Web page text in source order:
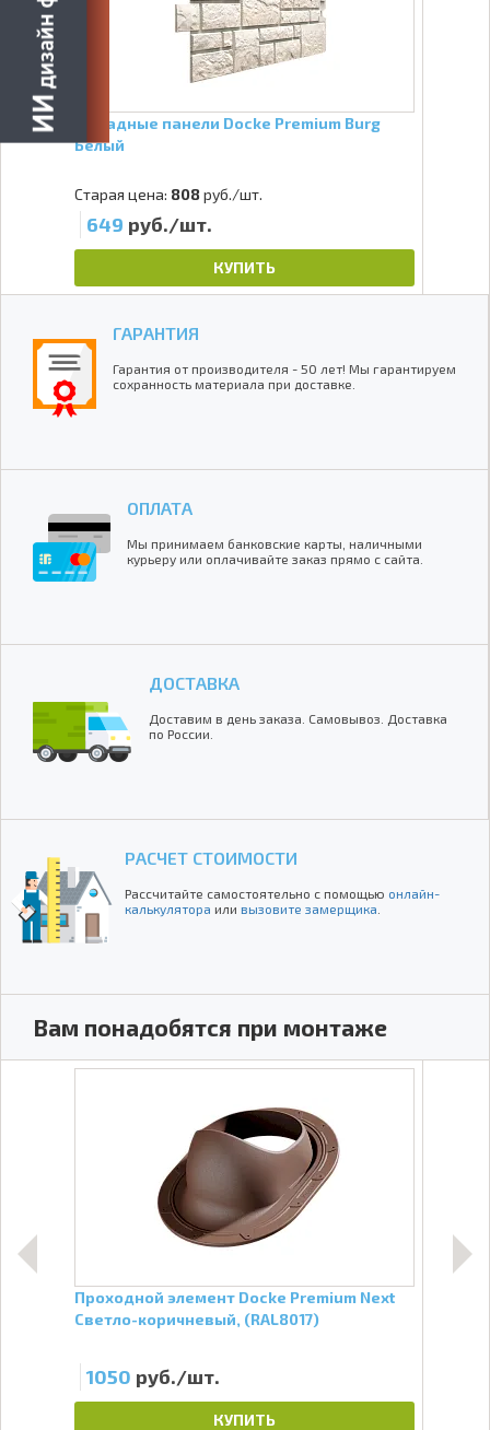
Фасадные панели Docke Premium Burg
Белый
Старая цена: 808руб./шт.
649 руб./шт.
КУПИТЬ
ГАРАНТИЯ
Гарантия от производителя - 50 лет! Мы гарантируем
сохранность материала при доставке.
ОПЛАТА
Мы принимаем банковские карты, наличными
курьеру или оплачивайте заказ прямо с сайта.
ДОСТАВКА
Доставим в день заказа. Самовывоз. Доставка
по России.
РАСЧЕТ СТОИМОСТИ
Рассчитайте самостоятельно с помощью онлайн-
калькулятора или вызовите замерщика
Вам понадобятся при монтаже
Проходной элемент Docke Premium Next
Светло-коричневый, (RAL8017)
1050 руб./шт.
КУПИТЬ